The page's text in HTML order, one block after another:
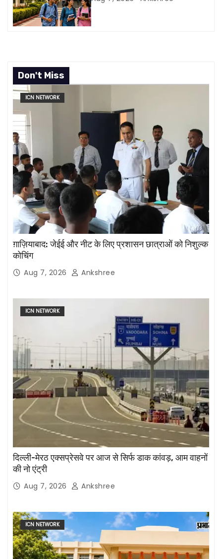
Don't Miss
ICN NETWORK
ग़ाज़ियाबाद: जेईई और नीट के लिए प्रशासन छात्राओं को निशुल्क
कोचिंग
Aug 7, 2026 Ankshree
ICN NETWORK
दिल्ली-मेरठ एक्सप्रेसवे पर आज से सिर्फ डाक कांवड़, आम वाहनों
की नो एंट्री
Aug 7, 2026 Ankshree
ICN NETWORK